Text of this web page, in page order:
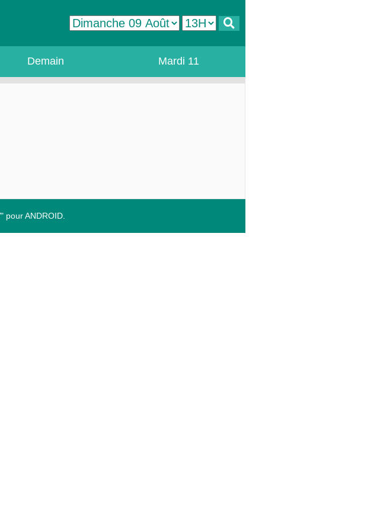
Demain Mardi 11
pour ANDROID.